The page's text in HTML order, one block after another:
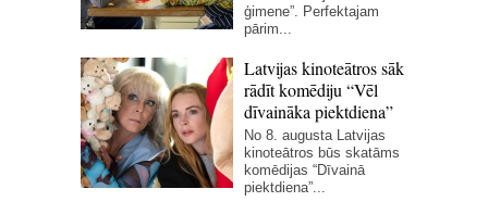
ģimene”. Perfektajam
pārim...
Latvijas kinoteātros sāk
rādīt komēdiju “Vēl
dīvaināka piektdiena”
No 8. augusta Latvijas
kinoteātros būs skatāms
komēdijas “Dīvainā
piektdiena”...